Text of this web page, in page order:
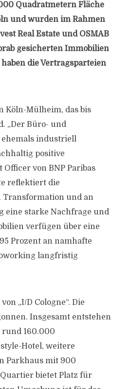
Quadratmetern Fläche
und wurden im Rahmen
Real Estate und OSMAB
gesicherten Immobilien
die Vertragsparteien
Köln-Mülheim, das bis
„Der Büro- und
ehemals industriell
positive
von BNP Paribas
reflektiert die
Transformation und an
eine starke Nachfrage und
verfügen über eine
Prozent an namhafte
langfristig
„I/D Cologne“. Die
Insgesamt entstehen
rund 160.000
Hotel, weitere
Parkhaus mit 900
bietet Platz für